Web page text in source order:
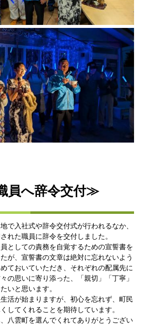
員へ辞令交付≫
で入社式や辞令交付式が行われるなか、
れた職員に辞令を交付しました。
としての責務を自覚するための宣誓書を
が、宣誓書の文章は絶対に忘れないよう
ておいていただき、それぞれの配属先に
の思いに寄り添った、「親切」「丁寧」
いと思います。
活が始まりますが、初心を忘れず、町民
してくれることを期待しています。
八雲町を選んでくれてありがとうござい